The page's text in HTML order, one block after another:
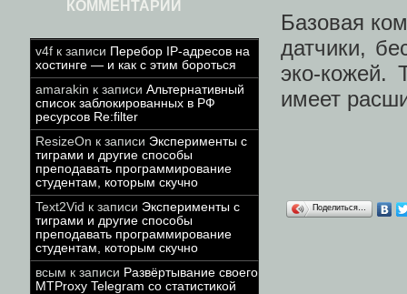
КОММЕНТАРИИ
v4f к записи Перебор IP-адресов на
хостинге — и как с этим бороться
amarakin к записи Альтернативный
список заблокированных в РФ
ресурсов Re:filter
ResizeOn к записи Эксперименты с
тиграми и другие способы
преподавать программирование
студентам, которым скучно
Text2Vid к записи Эксперименты с
тиграми и другие способы
преподавать программирование
студентам, которым скучно
всым к записи Развёртывание своего
MTProxy Telegram со статистикой
Базовая
датчики,
эко-кожей.
имеет
Поделиться…